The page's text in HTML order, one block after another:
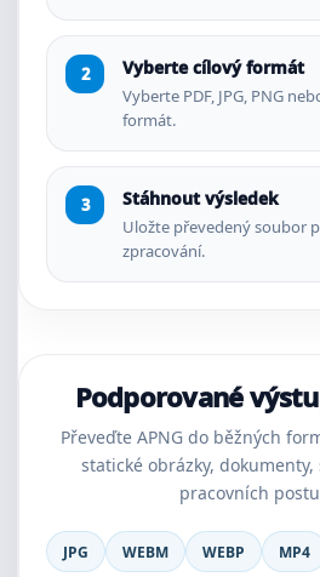
Vyberte cílový formát
Vyberte PDF, JPG, PNG
formát.
Stáhnout výsledek
Uložte převedený soubor
zpracování.
Podporované
Převeďte APNG do běžných
statické obrázky,
pracovních
JPG WEBM WEBP MP4